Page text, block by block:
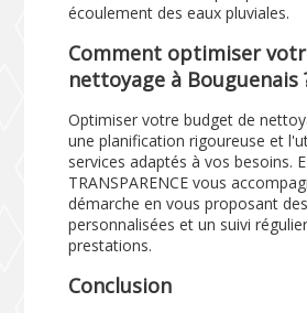
écoulement des eaux pluviales.
Comment optimiser
nettoyage à Bouguenais
Optimiser votre budget de
une planification rigoureuse et
services adaptés à vos besoins.
TRANSPARENCE vous
démarche en vous proposant
personnalisées et un suivi
prestations.
Conclusion